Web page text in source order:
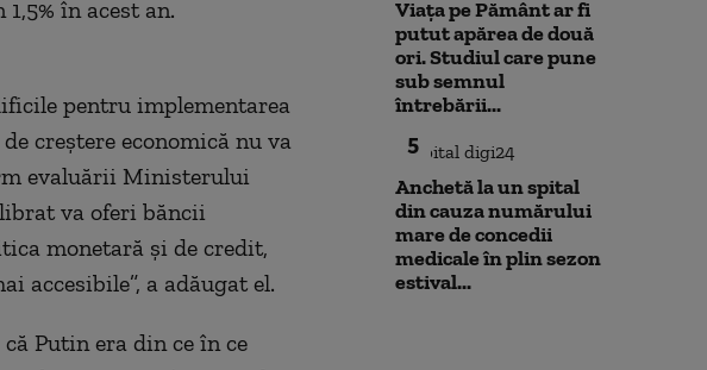
în acest an.
pentru implementarea
creştere economică nu va
evaluării Ministerului
va oferi băncii
monetară şi de credit,
accesibile”, a adăugat el.
Putin era din ce în ce
Viața pe Pământ ar fi
putut apărea de două
ori. Studiul care pune
sub semnul
întrebării...
5
Anchetă la un spital
din cauza numărului
mare de concedii
medicale în plin sezon
estival...